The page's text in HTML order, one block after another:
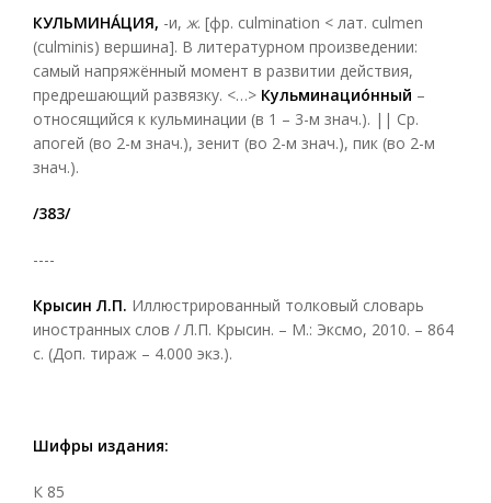
КУЛЬМИНА́ЦИЯ, -и, ж. [фр. culmination < лат. culmen
(culminis) вершина]. В литературном произведении:
самый напряжённый момент в развитии действия,
предрешающий развязку. <…> Кульминациóнный –
относящийся к кульминации (в 1 – 3-м знач.). || Ср.
апогей (во 2-м знач.), зенит (во 2-м знач.), пик (во 2-м
знач.).
/383/
----
Крысин Л.П. Иллюстрированный толковый словарь
иностранных слов / Л.П. Крысин. – М.: Эксмо, 2010. – 864
с. (Доп. тираж – 4.000 экз.).
Шифры издания:
К 85